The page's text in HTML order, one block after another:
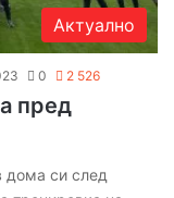
Актуално
0 2 526
пред
дома си след